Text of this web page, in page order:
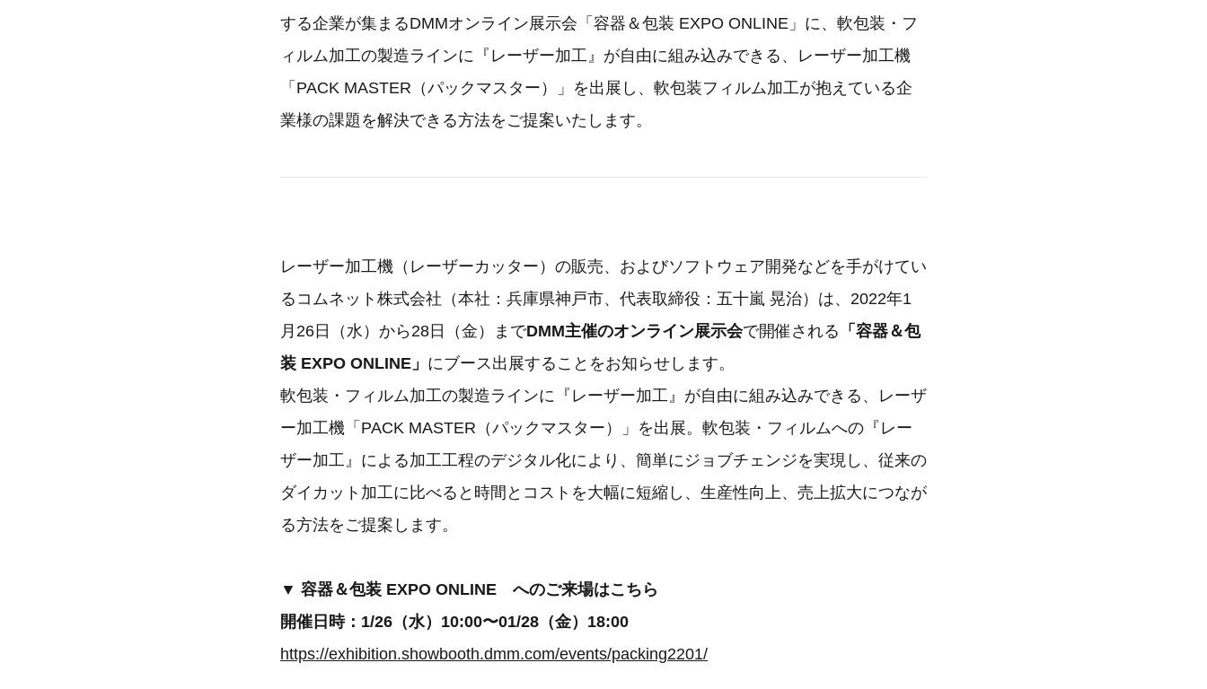
する企業が集まるDMMオンライン展示会「容器＆包装 EXPO ONLINE」に、軟包装・フ
ィルム加工の製造ラインに『レーザー加工』が自由に組み込みできる、レーザー加工機
「PACK MASTER（パックマスター）」を出展し、軟包装フィルム加工が抱えている企
業様の課題を解決できる方法をご提案いたします。
レーザー加工機（レーザーカッター）の販売、およびソフトウェア開発などを手がけてい
るコムネット株式会社（本社：兵庫県神戸市、代表取締役：五十嵐 晃治）は、2022年1
月26日（水）から28日（金）までDMM主催のオンライン展示会で開催される 「容器＆包
装 EXPO ONLINE」 にブース出展することをお知らせします。
軟包装・フィルム加工の製造ラインに『レーザー加工』が自由に組み込みできる、レーザ
ー加工機「PACK MASTER（パックマスター）」を出展。軟包装・フィルムへの『レー
ザー加工』による加工工程のデジタル化により、簡単にジョブチェンジを実現し、従来の
ダイカット加工に比べると時間とコストを大幅に短縮し、生産性向上、売上拡大につなが
る方法をご提案します。
▼ 容器＆包装 EXPO ONLINE へのご来場はこちら
開催日時：1/26（水）10:00〜01/28（金）18:00
https://exhibition.showbooth.dmm.com/events/packing2201/